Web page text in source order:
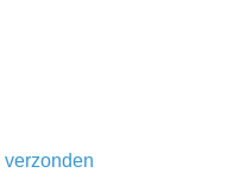
verzonden